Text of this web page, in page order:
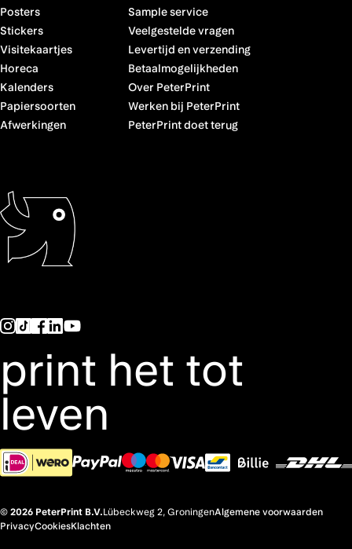
Posters
Stickers
Visitekaartjes
Horeca
Kalenders
Papiersoorten
Afwerkingen
Sample service
Veelgestelde vragen
Levertijd en verzending
Betaalmogelijkheden
Over PeterPrint
Werken bij PeterPrint
PeterPrint doet terug
print het tot
leven
© 2026 PeterPrint B.V.Lübeckweg 2, GroningenAlgemene voorwaarden
PrivacyCookiesKlachten